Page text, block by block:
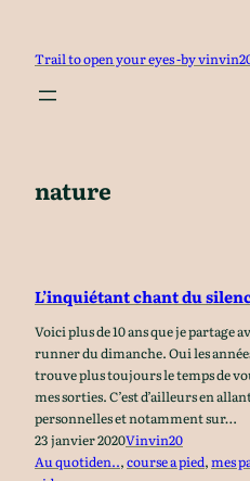
contenu
Trail to open your eyes -by
nature
L’inquiétant chant du
Voici plus de 10 ans que je partage
runner du dimanche. Oui les
trouve plus toujours le temps de
mes sorties. C’est d’ailleurs en
personnelles et notamment sur…
23 janvier 2020Vinvin20
Au quotiden.., course a pied, mes